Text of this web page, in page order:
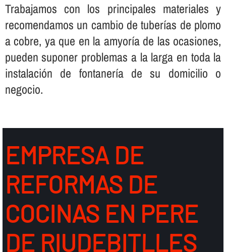
Trabajamos con los principales materiales y
recomendamos un cambio de tuberí­as de plomo
a cobre, ya que en la amyorí­a de las ocasiones,
pueden suponer problemas a la larga en toda la
instalación de fontanerí­a de su domicilio o
negocio.
EMPRESA DE
REFORMAS DE
COCINAS EN PERE
DE RIUDEBITLLES